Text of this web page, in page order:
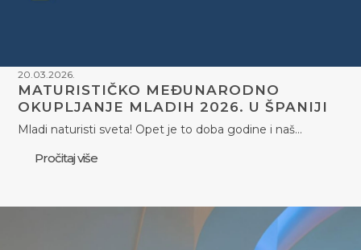
20.03.2026.
MATURISTIČKO MEĐUNARODNO
OKUPLJANJE MLADIH 2026. U ŠPANIJI
Mladi naturisti sveta! Opet je to doba godine i naš…
Pročitaj više